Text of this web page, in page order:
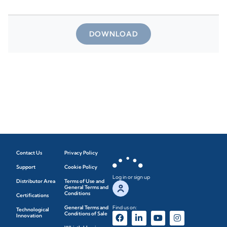
DOWNLOAD
Contact Us
Support
Distributor Area
Certifications
Technological
Innovation
Privacy Policy
Cookie Policy
Terms of Use and
General Terms and
Conditions
General Terms and
Conditions of Sale
Log in or sign up
Find us on: